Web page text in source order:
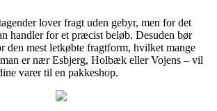
lover fragt uden gebyr, men for det
handler for et præcist beløb. Desuden bør
den mest letkøbte fragtform, hvilket mange
er nær Esbjerg, Holbæk eller Vojens – vil
varer til en pakkeshop.